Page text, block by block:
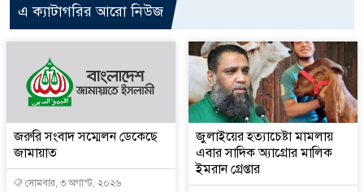
এ ক্যাটাগরির আরো নিউজ
জরুরি সংবাদ সম্মেলন ডেকেছে
জামায়াত
সোমবার, ৩ অগাস্ট, ২০২৬
জুলাইয়ের হত্যাচেষ্টা মামলায়
এবার সাদিক অ্যাগ্রোর মালিক
ইমরান গ্রেপ্তার